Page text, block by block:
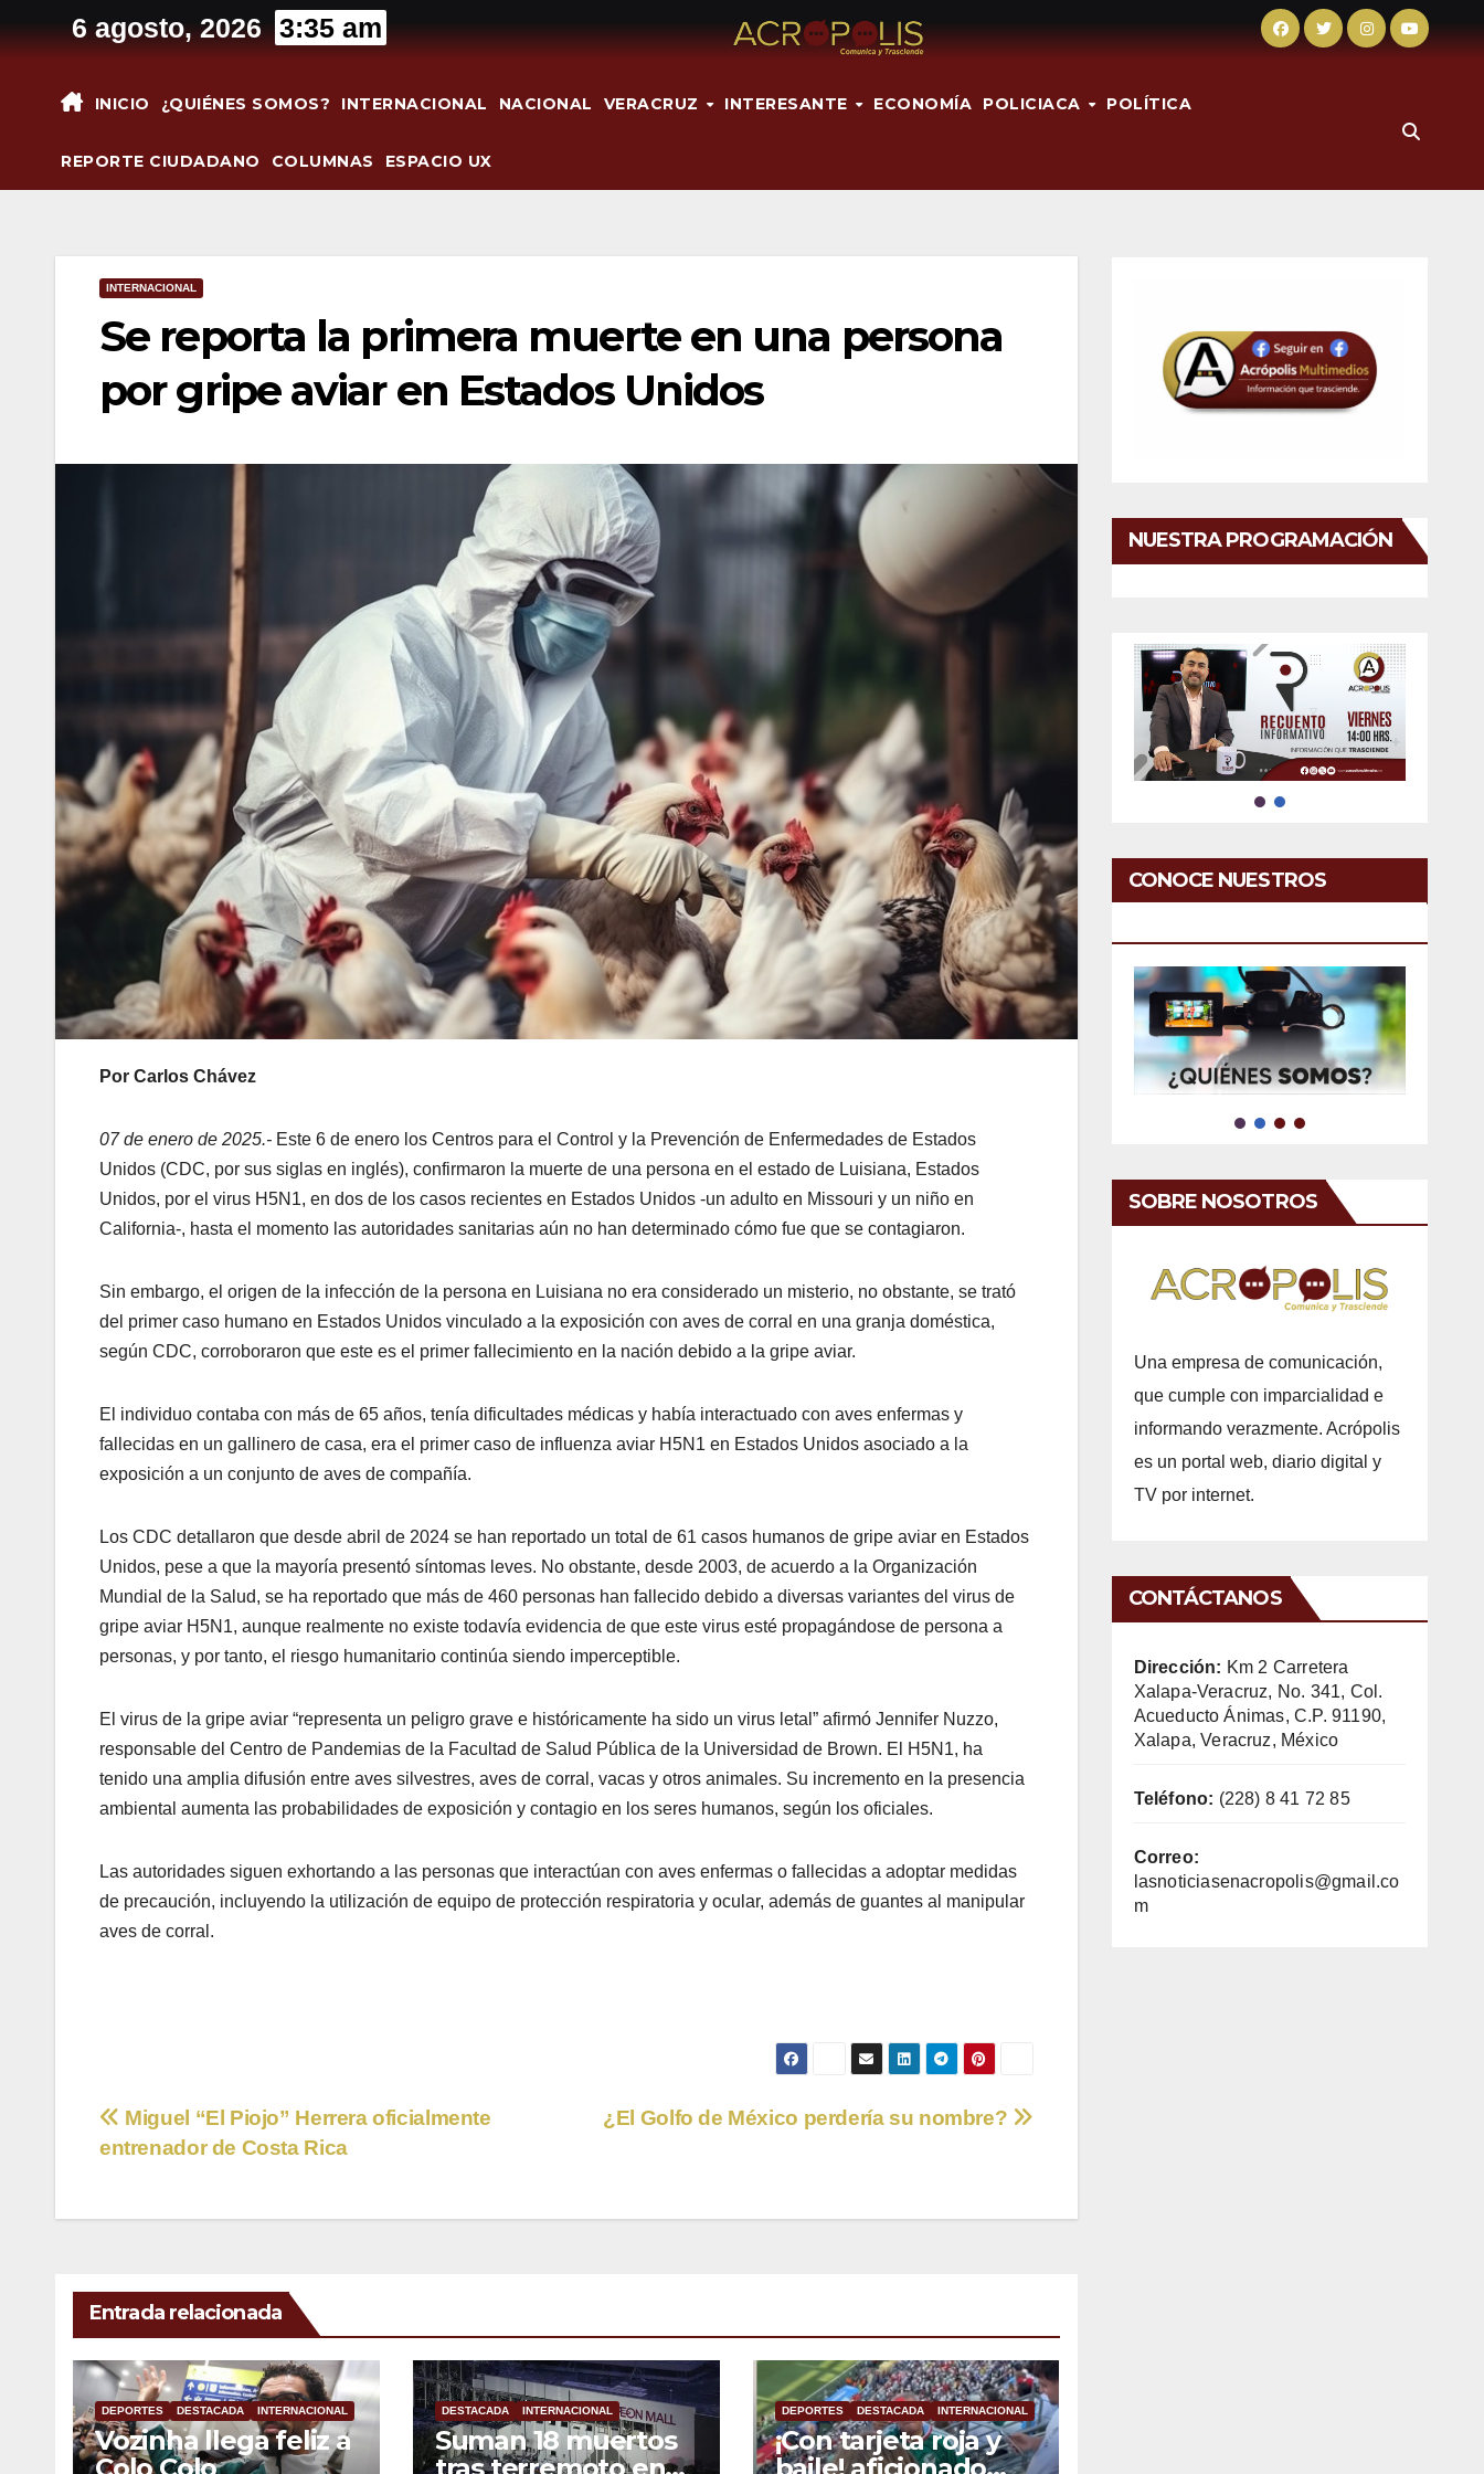
al
6 agosto, 2026 3:35 am
INICIO ¿QUIÉNES SOMOS? INTERNACIONAL NACIONAL VERACRUZ INTERESANTE ECONOMÍA POLICIACA POLÍTICA
REPORTE CIUDADANO COLUMNAS ESPACIO UX
INTERNACIONAL
Se reporta la primera muerte en una persona
por gripe aviar en Estados Unidos
Por Carlos Chávez
07 de enero de 2025.- Este 6 de enero los Centros para el Control y la Prevención de Enfermedades de Estados
Unidos (CDC, por sus siglas en inglés), confirmaron la muerte de una persona en el estado de Luisiana, Estados
Unidos, por el virus H5N1, en dos de los casos recientes en Estados Unidos -un adulto en Missouri y un niño en
California-, hasta el momento las autoridades sanitarias aún no han determinado cómo fue que se contagiaron.
Sin embargo, el origen de la infección de la persona en Luisiana no era considerado un misterio, no obstante, se trató
del primer caso humano en Estados Unidos vinculado a la exposición con aves de corral en una granja doméstica,
según CDC, corroboraron que este es el primer fallecimiento en la nación debido a la gripe aviar.
El individuo contaba con más de 65 años, tenía dificultades médicas y había interactuado con aves enfermas y
fallecidas en un gallinero de casa, era el primer caso de influenza aviar H5N1 en Estados Unidos asociado a la
exposición a un conjunto de aves de compañía.
Los CDC detallaron que desde abril de 2024 se han reportado un total de 61 casos humanos de gripe aviar en Estados
Unidos, pese a que la mayoría presentó síntomas leves. No obstante, desde 2003, de acuerdo a la Organización
Mundial de la Salud, se ha reportado que más de 460 personas han fallecido debido a diversas variantes del virus de
gripe aviar H5N1, aunque realmente no existe todavía evidencia de que este virus esté propagándose de persona a
personas, y por tanto, el riesgo humanitario continúa siendo imperceptible.
El virus de la gripe aviar “representa un peligro grave e históricamente ha sido un virus letal” afirmó Jennifer Nuzzo,
responsable del Centro de Pandemias de la Facultad de Salud Pública de la Universidad de Brown. El H5N1, ha
tenido una amplia difusión entre aves silvestres, aves de corral, vacas y otros animales. Su incremento en la presencia
ambiental aumenta las probabilidades de exposición y contagio en los seres humanos, según los oficiales.
Las autoridades siguen exhortando a las personas que interactúan con aves enfermas o fallecidas a adoptar medidas
de precaución, incluyendo la utilización de equipo de protección respiratoria y ocular, además de guantes al manipular
aves de corral.
Navegación
entradas
¿El Golfo de México perdería su nombre?
Miguel “El Piojo” Herrera oficialmente
entrenador de Costa Rica
Entrada relacionada
DEPORTES DESTACADA INTERNACIONAL
Vozinha llega feliz a
DESTACADA INTERNACIONAL
Suman 18 muertos
DEPORTES DESTACADA INTERNACIONAL
¡Con tarjeta roja y
NUESTRA PROGRAMACIÓN
CONOCE NUESTROS
SOBRE NOSOTROS
Una empresa de comunicación,
que cumple con imparcialidad e
informando verazmente. Acrópolis
es un portal web, diario digital y
TV por internet.
CONTÁCTANOS
Dirección: Km 2 Carretera
Xalapa-Veracruz, No. 341, Col.
Acueducto Ánimas, C.P. 91190,
Xalapa, Veracruz, México
Teléfono: (228) 8 41 72 85
Correo:
lasnoticiasenacropolis@gmail.co
m